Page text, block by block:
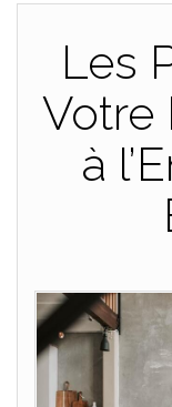
Les
Votre
à